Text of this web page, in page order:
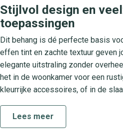
Stijlvol design en
toepassingen
Dit behang is dé perfecte basis
effen tint en zachte textuur geven
elegante uitstraling zonder
het in de woonkamer voor een
kleurrijke accessoires, of in de
eenvoudige design past het
en klassieke interieurs en biedt het
Lees meer